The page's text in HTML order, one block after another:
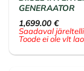
GENERAATOR
1,699.00€
Saadaval
Toode ei ole vlt